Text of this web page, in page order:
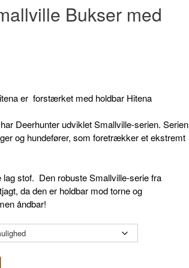
Bukser med
er forstærket med holdbar Hitena
Deerhunter udviklet Smallville-serien. Serien
og hundefører, som foretrækker et ekstremt
lag stof. Den robuste Smallville-serie fra
da den er holdbar mod torne og
åndbar!